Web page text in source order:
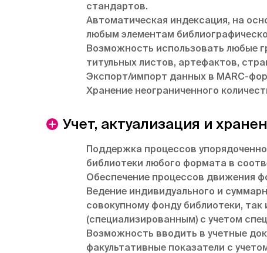
стандартов.
Автоматическая индексация, на
любым элементам
Возможность использовать любые
титульных листов, артефактов,
Экспорт/импорт данных в MARC-
Хранение неограниченного
Учет, актуализация и
Поддержка процессов
библиотеки любого формата в
Обеспечение процессов движения
Ведение индивидуального и
совокупному фонду библиотеки,
(специализированным) с учетом
Возможность вводить в учетные
факультативные показатели с